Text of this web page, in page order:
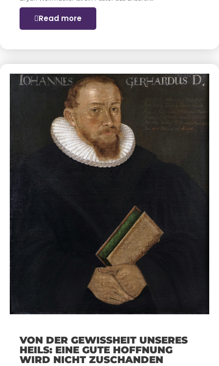
Read more
VON DER GEWISSHEIT UNSERES
HEILS: EINE GUTE HOFFNUNG
WIRD NICHT ZUSCHANDEN